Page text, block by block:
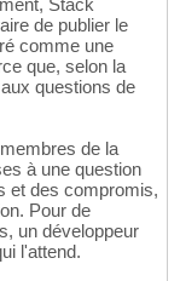
Stack
de publier le
comme une
que, selon la
questions de
de la
à une question
et des compromis,
Pour de
un développeur
l'attend.